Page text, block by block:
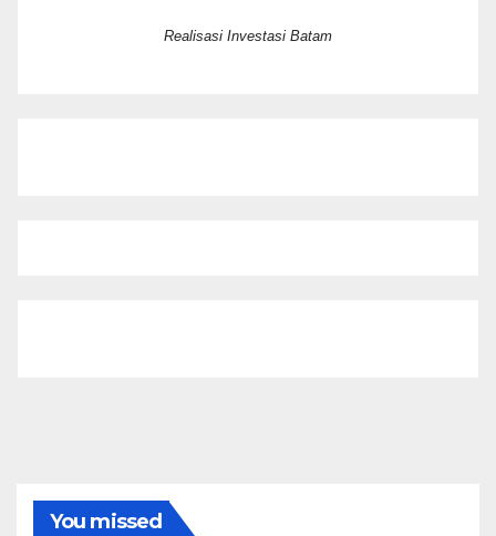
Realisasi Investasi Batam
You missed